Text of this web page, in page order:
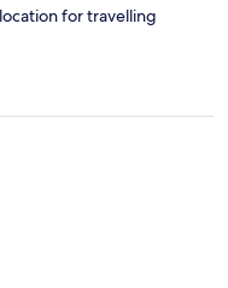
for travelling